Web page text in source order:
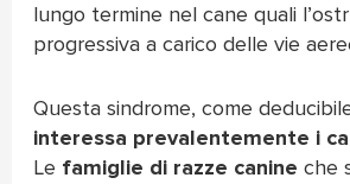
lungo termine nel cane quali
progressiva a carico delle vie
Questa sindrome, come
interessa prevalentemente i
Le famiglie di razze canine che